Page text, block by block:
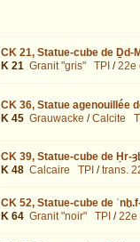
CK 21, Statue-cube de Ḏd-
K 21 Granit "gris" TPI /22e
CK 36, Statue agenouillée
K 45 Grauwacke /Calcite
CK 39, Statue-cube de Ḥr-
K 48 Calcaire TPI /trans.
CK 52, Statue-cube de
K 64 Granit "noir" TPI /22e